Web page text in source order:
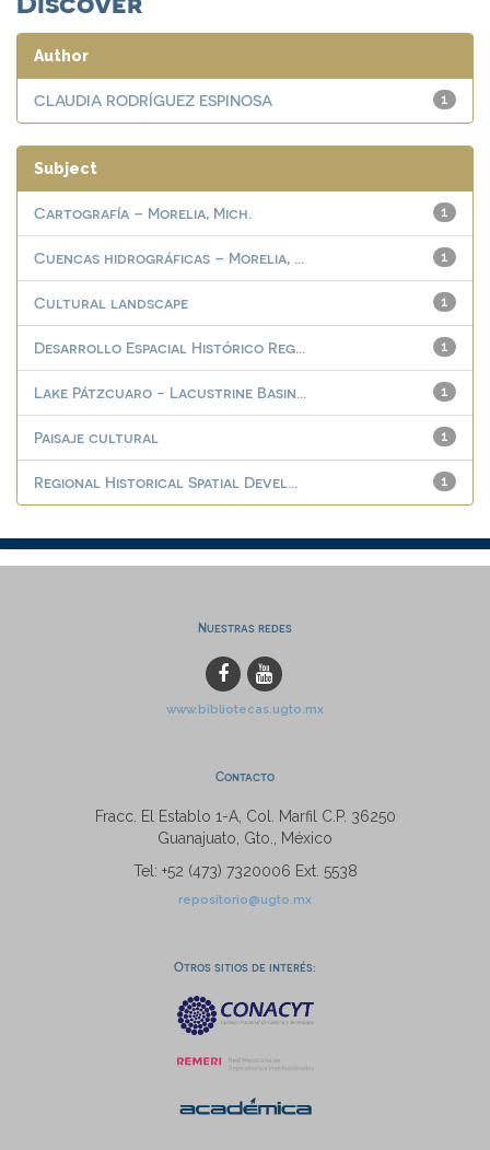
Author
1
CLAUDIA RODRÍGUEZ ESPINOSA
Subject
1
Cartografía – Morelia, Mich.
1
Cuencas hidrográficas – Morelia, ...
1
Cultural landscape
1
Desarrollo Espacial Histórico Reg...
1
Lake Pátzcuaro - Lacustrine Basin...
1
Paisaje cultural
1
Regional Historical Spatial Devel...
Nuestras redes
www.bibliotecas.ugto.mx
Contacto
Fracc. El Establo 1-A, Col. Marfil C.P. 36250
Guanajuato, Gto., México
Tel: +52 (473) 7320006 Ext. 5538
repositorio@ugto.mx
Otros sitios de interés: